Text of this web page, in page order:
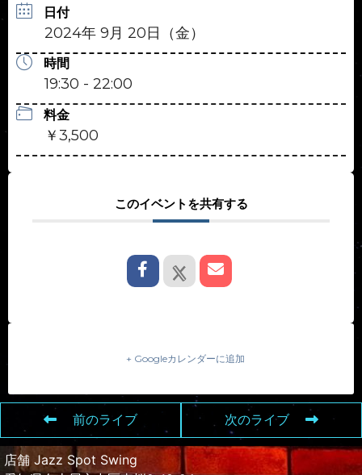
日付
2024年 9月 20日（金）
時間
19:30 - 22:00
料金
￥3,500
このイベントを共有する
+ Googleカレンダーに追加
前のライブ 次のライブ
店舗 Jazz Spot Swing